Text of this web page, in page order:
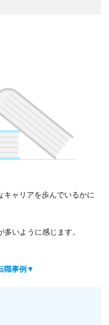
キャリアを歩んでいるかに
いように感じます。
職事例▼